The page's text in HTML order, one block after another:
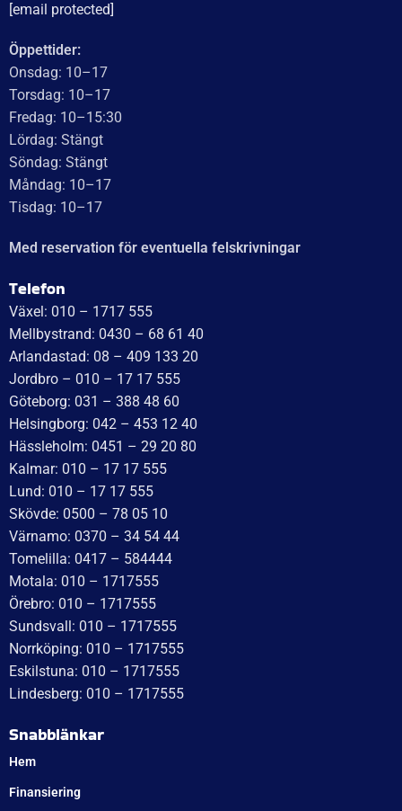
[email protected]
Öppettider:
Onsdag: 10–17
Torsdag: 10–17
Fredag: 10–15:30
Lördag: Stängt
Söndag: Stängt
Måndag: 10–17
Tisdag: 10–17
Med reservation för eventuella felskrivningar
Telefon
Växel: 010 – 1717 555
Mellbystrand: 0430 – 68 61 40
Arlandastad: 08 – 409 133 20
Jordbro – 010 – 17 17 555
Göteborg: 031 – 388 48 60
Helsingborg: 042 – 453 12 40
Hässleholm: 0451 – 29 20 80
Kalmar: 010 – 17 17 555
Lund: 010 – 17 17 555
Skövde: 0500 – 78 05 10
Värnamo: 0370 – 34 54 44
Tomelilla: 0417 – 584444
Motala: 010 – 1717555
Örebro: 010 – 1717555
Sundsvall: 010 – 1717555
Norrköping: 010 – 1717555
Eskilstuna: 010 – 1717555
Lindesberg: 010 – 1717555
Snabblänkar
Hem
Finansiering